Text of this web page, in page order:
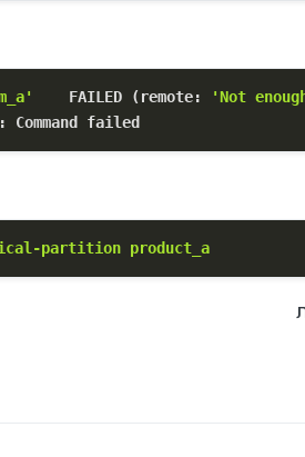
    FAILED (remote:
'Not
: Command failed
partition product_a